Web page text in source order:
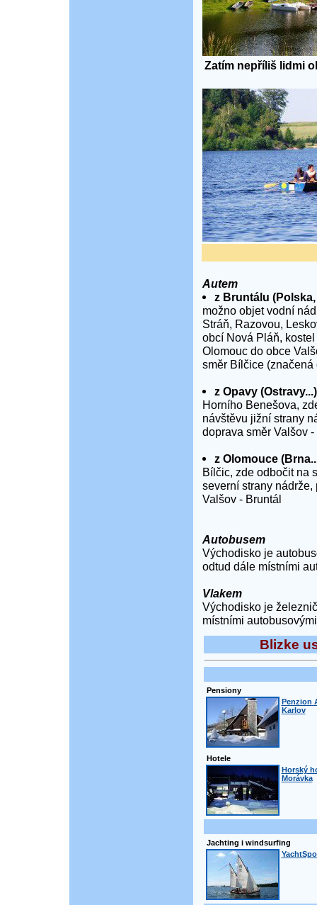
Zatím nepříliš lidmi
Autem
z Bruntálu
možno objet vodní
Stráň, Razovou,
obcí Nová Pláň,
Olomouc do obce
směr Bílčice
z Opavy (Ostravy...)
Horního Benešova,
návštěvu jižní strany
doprava směr Valšov
z Olomouce
Bílčic, zde odbočit na
severní strany
Valšov - Bruntál
Autobusem
Východisko je
odtud dále místními
Vlakem
Východisko je
místními
Blizke
Pensiony
Penzion
Karlov
Hotele
Horský
Morávka
Jachting i windsurfing